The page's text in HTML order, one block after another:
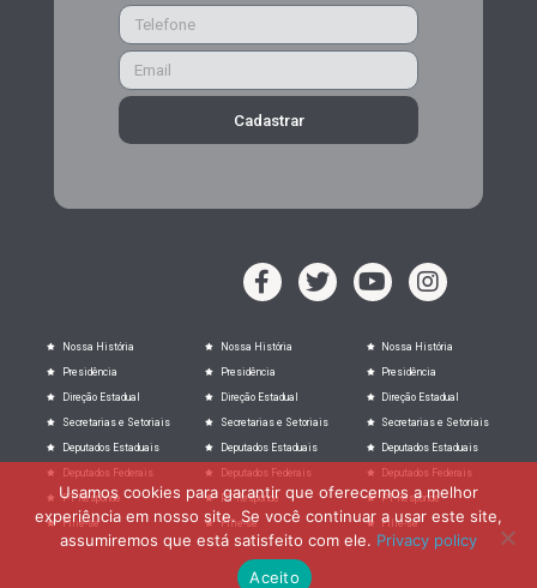
Cadastrar
Nossa História
Presidência
Direção Estadual
Secretarias e Setoriais
Deputados Estaduais
Deputados Federais
PT Responde
Filie-se
Nossa História
Presidência
Direção Estadual
Secretarias e Setoriais
Deputados Estaduais
Deputados Federais
PT Responde
Filie-se
Nossa História
Presidência
Direção Estadual
Secretarias e Setoriais
Deputados Estaduais
Deputados Federais
PT Responde
Filie-se
Usamos cookies para garantir que oferecemos a melhor
experiência em nosso site. Se você continuar a usar este site,
assumiremos que está satisfeito com ele. Privacy policy
Aceito